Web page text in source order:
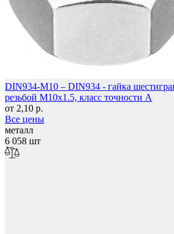
Защита фанеры, ДСП, коробок
DIN934-M10 – DIN934 - гайка
резьбой M10x1.5, класс точности A
от 2,10 р.
Все цены
металл
6 058 шт